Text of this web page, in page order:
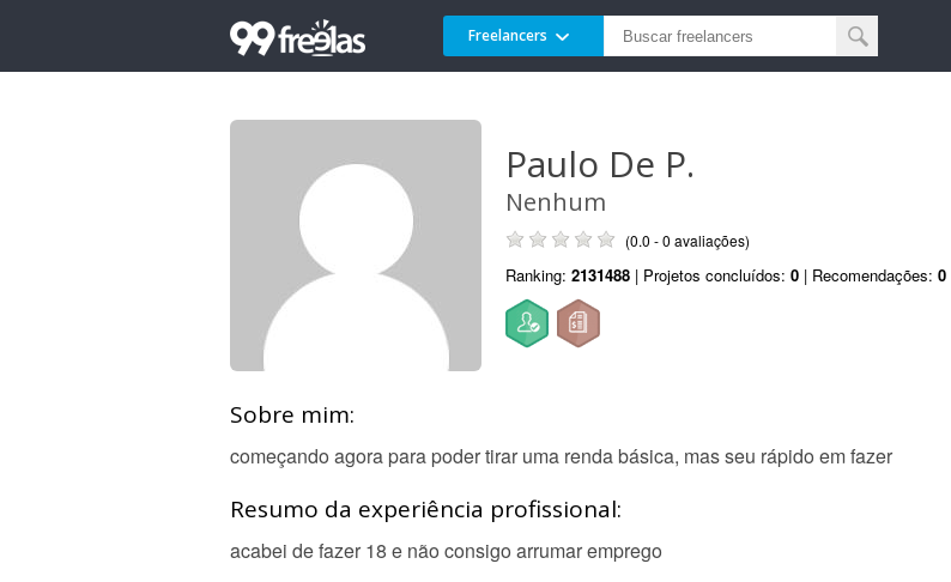
Freelancers
Paulo De P.
Nenhum
(0.0 - 0 avaliações)
Ranking: 2131488 | Projetos concluídos: 0 | Recomendações: 0
Sobre mim:
começando agora para poder tirar uma renda básica, mas seu rápido em fazer
Resumo da experiência profissional:
acabei de fazer 18 e não consigo arrumar emprego